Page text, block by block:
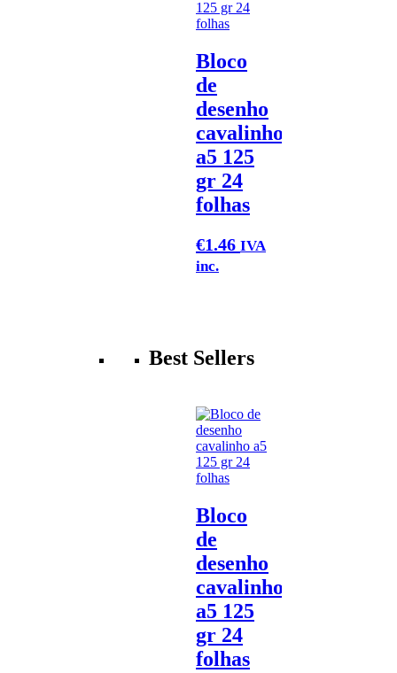
Bloco
de
desenho
cavalinho
a5 125
gr 24
folhas
€1.46 IVA
inc.
Best Sellers
Bloco
de
desenho
cavalinho
a5 125
gr 24
folhas